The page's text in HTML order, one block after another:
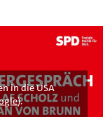
in die USA
).